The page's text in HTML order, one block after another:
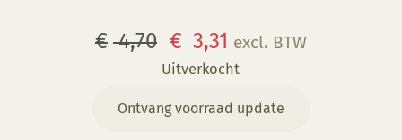
€ 4,70 Oorspronkelijke
prijs
€ 3,31 Huidige
prijs
is:
excl. BTW
Uitverkocht
Ontvang voorraad update